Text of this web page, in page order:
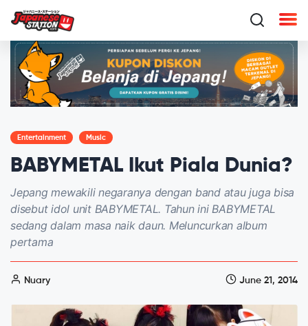
Entertainment Music
BABYMETAL Ikut Piala Dunia?
Jepang mewakili negaranya dengan band atau juga bisa
disebut idol unit BABYMETAL. Tahun ini BABYMETAL
sedang dalam masa naik daun. Meluncurkan album
pertama
Nuary June 21, 2014